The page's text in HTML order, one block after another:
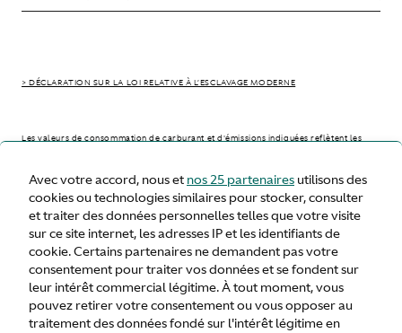
Avec votre accord, nous et nos 25 partenaires utilisons des
cookies ou technologies similaires pour stocker, consulter
et traiter des données personnelles telles que votre visite
sur ce site internet, les adresses IP et les identifiants de
cookie. Certains partenaires ne demandent pas votre
consentement pour traiter vos données et se fondent sur
leur intérêt commercial légitime. À tout moment, vous
pouvez retirer votre consentement ou vous opposer au
traitement des données fondé sur l'intérêt légitime en
> DÉCLARATION SUR LA LOI RELATIVE À L’ESCLAVAGE MODERNE
Les valeurs de consommation de carburant et d'émissions indiquées reflètent les
l'état de la route, les conditions météorologiques, la charge du véhicule et le style
de conduite.
> WLTP - CONSUMPTION AND EMISSION VALUES
France